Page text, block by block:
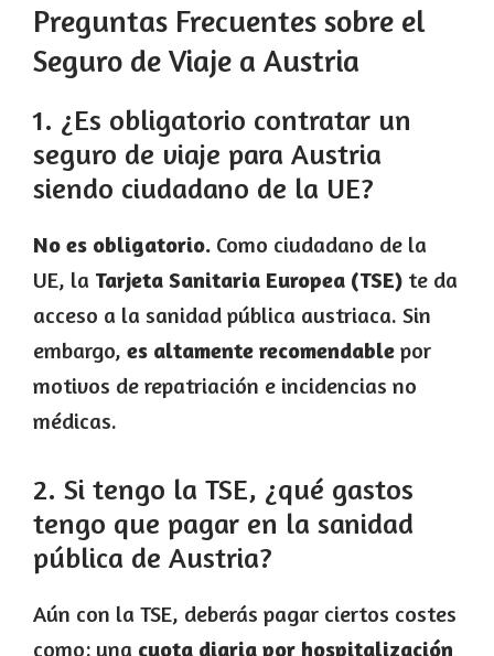
Preguntas Frecuentes sobre el
Seguro de Viaje a Austria
1. ¿Es obligatorio contratar un
seguro de viaje para Austria
siendo ciudadano de la UE?
No es obligatorio. Como ciudadano de la
UE, la Tarjeta Sanitaria Europea (TSE) te da
acceso a la sanidad pública austriaca. Sin
embargo, es altamente recomendable por
motivos de repatriación e incidencias no
médicas.
2. Si tengo la TSE, ¿qué gastos
tengo que pagar en la sanidad
pública de Austria?
Aún con la TSE, deberás pagar ciertos costes
como: una cuota diaria por hospitalización